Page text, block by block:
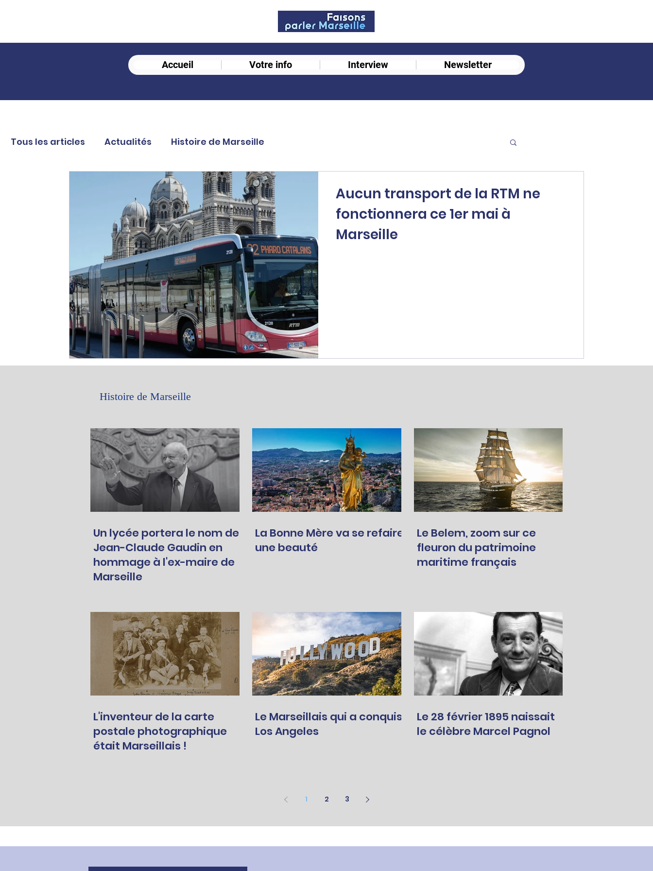
Tous les articles Actualités Histoire de Marseille
Aucun transport de la RTM ne
fonctionnera ce 1er mai à
Marseille
Histoire de Marseille
Un lycée portera le nom de
Jean-Claude Gaudin en
hommage à l'ex-maire de
Marseille
La Bonne Mère va se refaire
une beauté
Le Belem, zoom sur ce
fleuron du patrimoine
maritime français
L'inventeur de la carte
postale photographique
était Marseillais !
Le Marseillais qui a conquis
Los Angeles
Le 28 février 1895 naissait
le célèbre Marcel Pagnol
1 2 3
Accueil Votre info Interview Newsletter